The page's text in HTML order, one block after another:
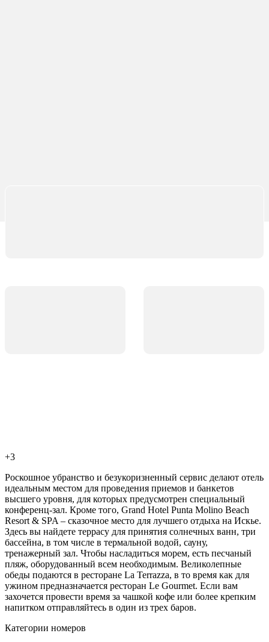
+3
Роскошное убранство и безукоризненный сервис делают отель
идеальным местом для проведения приемов и банкетов
высшего уровня, для которых предусмотрен специальный
конференц-зал. Кроме того, Grand Hotel Punta Molino Beach
Resort & SPA – сказочное место для лучшего отдыха на Искье.
Здесь вы найдете террасу для принятия солнечных ванн, три
бассейна, в том числе в термальной водой, сауну,
тренажерный зал. Чтобы насладиться морем, есть песчаный
пляж, оборудованный всем необходимым. Великолепные
обеды подаются в ресторане La Terrazza, в то время как для
ужином предназначается ресторан Le Gourmet. Если вам
захочется провести время за чашкой кофе или более крепким
напитком отправляйтесь в один из трех баров.
Категории номеров